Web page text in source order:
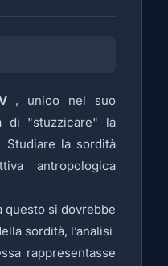
, unico nel suo
di "stuzzicare" la
Studiare la sordità
antropologica
questo si dovrebbe
sordità, l’analisi
rappresentasse